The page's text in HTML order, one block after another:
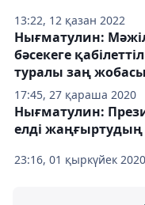
13:22, 12 қазан 2022
17:45, 27 қараша 2020
Нығматулин:
бәсекеге
туралы заң
23:16, 01 қыркүйек 2020
Нығматулин:
елді жаңғыртудың